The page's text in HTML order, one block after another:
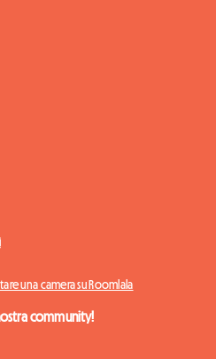
una camera su Roomlala
community!